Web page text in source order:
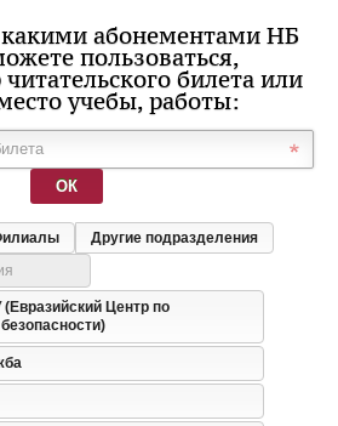
абонементами НБ
пользоваться,
билета или
учебы, работы:
ОК
Другие подразделения
Центр по